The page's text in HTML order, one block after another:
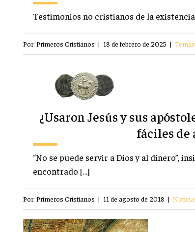
Testimonios no cristianos de la
Por: Primeros Cristianos | 18 de febrero de 2025 |
¿Usaron Jesús y sus
fáciles
“No se puede servir a Dios y al dinero”,
encontrado […]
Por: Primeros Cristianos | 11 de agosto de 2018 |